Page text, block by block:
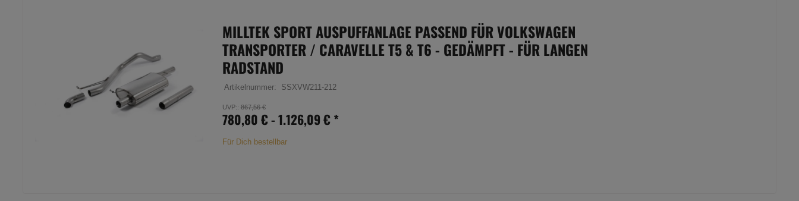
MILLTEK SPORT AUSPUFFANLAGE PASSEND FÜR VOLKSWAGEN
TRANSPORTER / CARAVELLE T5 & T6 - GEDÄMPFT - FÜR LANGEN
RADSTAND
Artikelnummer: SSXVW211-212
UVP::867,56 €
780,80 € -1.126,09 € *
Für Dich bestellbar